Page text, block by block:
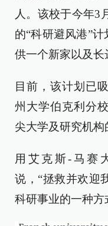
人。该校于今年3
的“科研避风港”
供一个新家以及长
目前，该计划已
州大学伯克利分
尖大学及研究机构
用艾克斯-马赛
说，“拯救并欢迎
科研事业的一种方